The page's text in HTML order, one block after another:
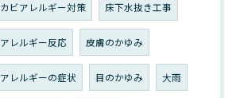
カビアレルギー対策 床下水抜き工事
アレルギー反応 皮膚のかゆみ
アレルギーの症状 目のかゆみ 大雨